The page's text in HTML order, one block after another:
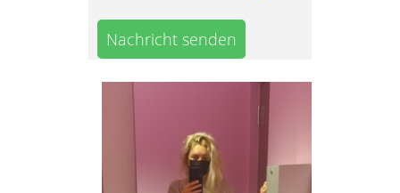
Nachricht senden